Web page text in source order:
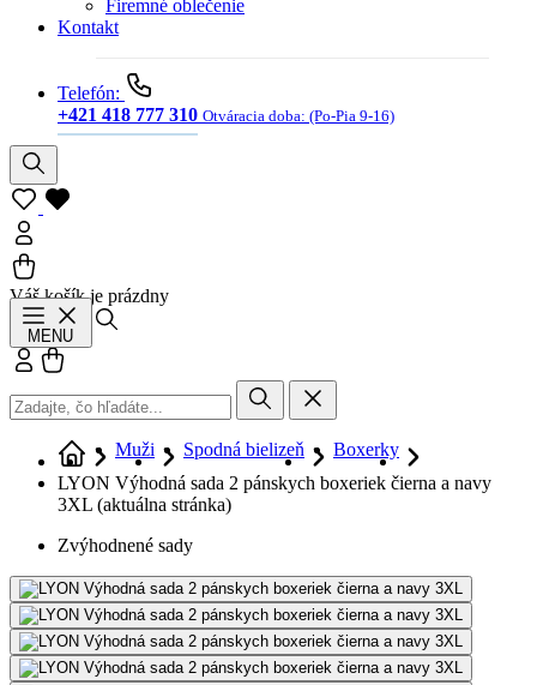
Firemné oblečenie
Kontakt
Telefón:
+421 418 777 310 Otváracia doba: (Po-Pia 9-16)
Váš košík je prázdny
MENU
Prihlásiť sa
Muži Spodná bielizeň
Boxerky
LYON Výhodná sada 2 pánskych boxeriek čierna a navy
3XL (aktuálna stránka)
Zvýhodnené sady